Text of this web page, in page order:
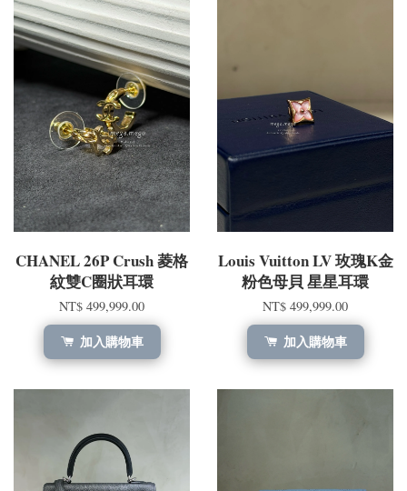
CHANEL 26P Crush 菱格
紋雙C圈狀耳環
NT$ 499,999.00
加入購物車
Louis Vuitton LV 玫瑰K金
粉色母貝 星星耳環
NT$ 499,999.00
加入購物車